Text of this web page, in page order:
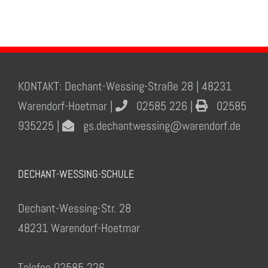
KONTAKT: Dechant-Wessing-Straße 28 | 48231
Warendorf-Hoetmar |
02585 226 |
02585
935225 |
gs.dechantwessing@warendorf.de
DECHANT-WESSING-SCHULE
Dechant-Wessing-Str. 28
48231 Warendorf-Hoetmar